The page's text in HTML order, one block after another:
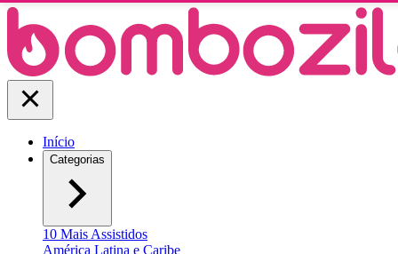
Início
Categorias
10 Mais Assistidos
América Latina e Caribe